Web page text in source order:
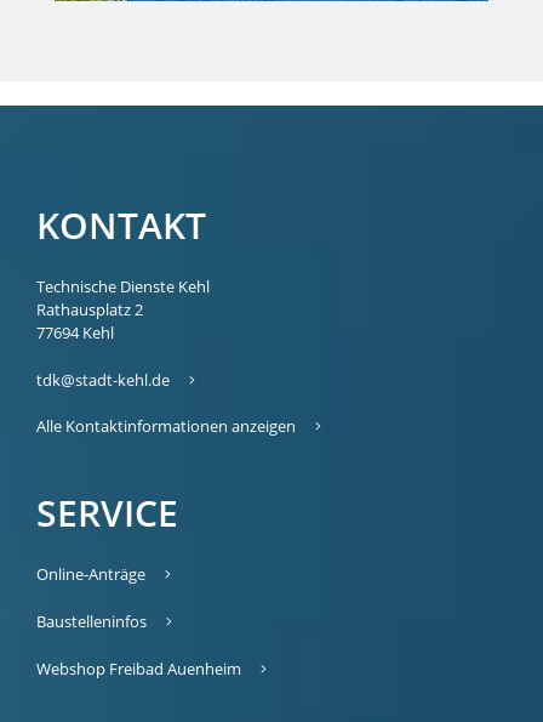
KONTAKT
Technische Dienste Kehl
Rathausplatz 2
77694 Kehl
tdk@stadt-kehl.de
Alle Kontaktinformationen anzeigen
SERVICE
Online-Anträge
Baustelleninfos
Webshop Freibad Auenheim